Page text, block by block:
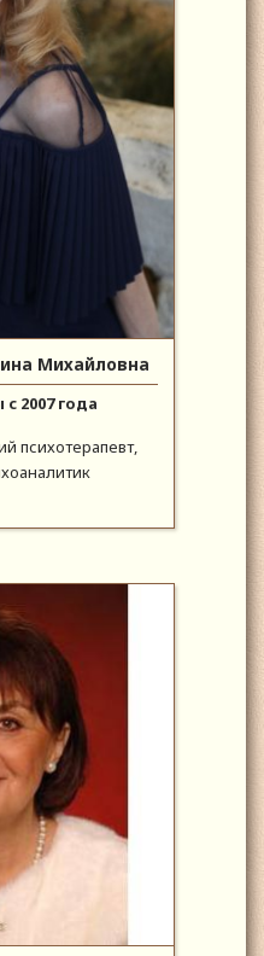
Михайловна
2007 года
психотерапевт,